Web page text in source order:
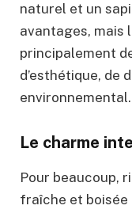
naturel et un
avantages, mais
principalement
d’esthétique, de
environnemental.
Le charme
Pour beaucoup,
fraîche et boisée